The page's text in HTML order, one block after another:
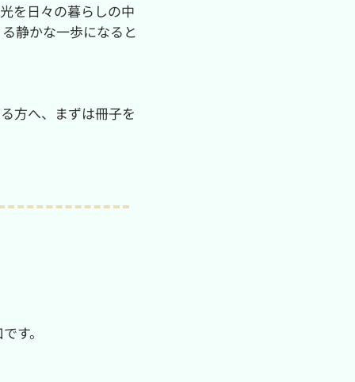
を日々の暮らしの中
静かな一歩になると
方へ、まずは冊子を
す。